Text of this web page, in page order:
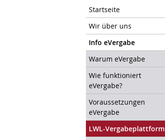
Startseite
Wir über uns
Info eVergabe
Warum eVergabe
Wie funktioniert
eVergabe?
Voraussetzungen
eVergabe
LWL-Vergabeplattform